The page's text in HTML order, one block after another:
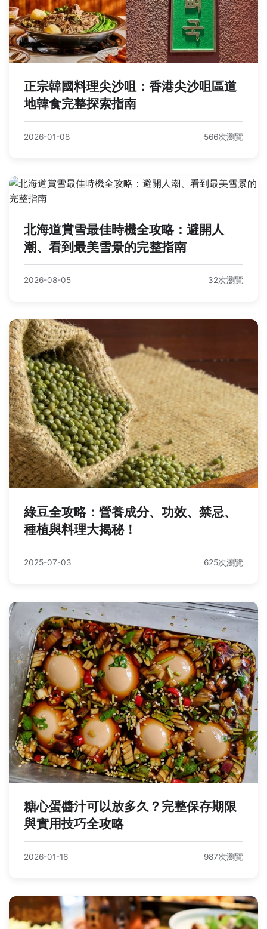
正宗韓國料理尖沙咀：香港尖沙咀區道
地韓食完整探索指南
2026-01-08 566次瀏覽
北海道賞雪最佳時機全攻略：避開人
潮、看到最美雪景的完整指南
2026-08-05 32次瀏覽
綠豆全攻略：營養成分、功效、禁忌、
種植與料理大揭秘！
2025-07-03 625次瀏覽
糖心蛋醬汁可以放多久？完整保存期限
與實用技巧全攻略
2026-01-16 987次瀏覽